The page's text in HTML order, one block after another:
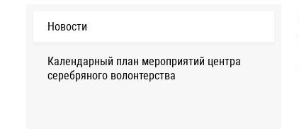
Новости
Календарный план мероприятий центра
серебряного волонтерства